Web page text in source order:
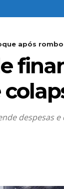
após
despesas